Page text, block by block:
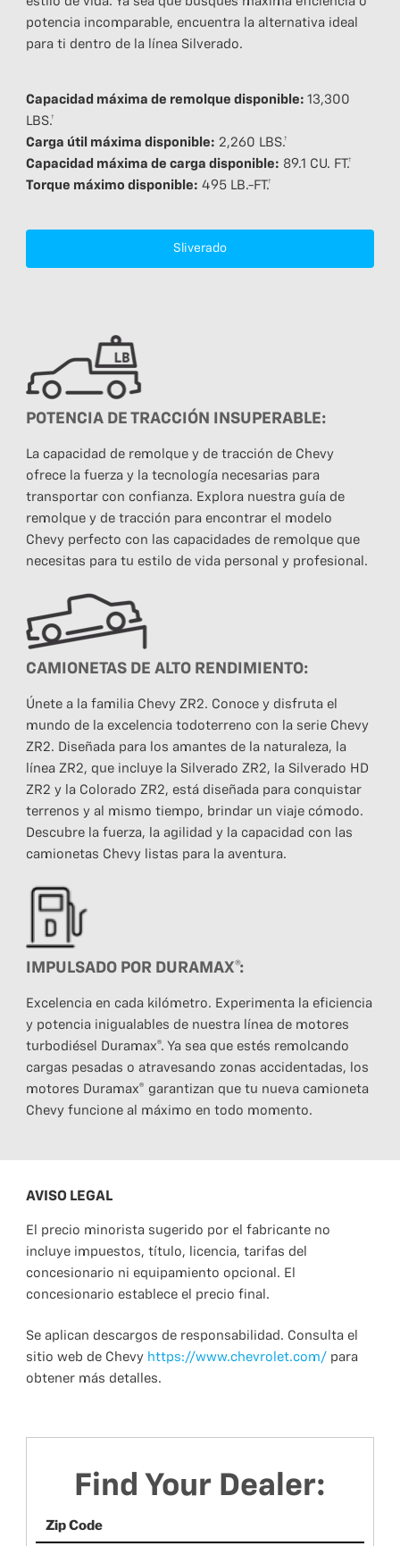
potencia incomparable, encuentra la alternativa ideal
para ti dentro de la línea Silverado.
Capacidad máxima de remolque disponible: 13,300
LBS.†
Carga útil máxima disponible: 2,260 LBS.†
Capacidad máxima de carga disponible: 89.1 CU. FT.†
Torque máximo disponible: 495 LB.-FT.†
Sliverado
POTENCIA DE TRACCIÓN INSUPERABLE:
La capacidad de remolque y de tracción de Chevy
ofrece la fuerza y ​​la tecnología necesarias para
transportar con confianza. Explora nuestra guía de
remolque y de tracción para encontrar el modelo
Chevy perfecto con las capacidades de remolque que
necesitas para tu estilo de vida personal y profesional.
CAMIONETAS DE ALTO RENDIMIENTO:
Únete a la familia Chevy ZR2. Conoce y disfruta el
mundo de la excelencia todoterreno con la serie Chevy
ZR2. Diseñada para los amantes de la naturaleza, la
línea ZR2, que incluye la Silverado ZR2, la Silverado HD
ZR2 y la Colorado ZR2, está diseñada para conquistar
terrenos y al mismo tiempo, brindar un viaje cómodo.
Descubre la fuerza, la agilidad y la capacidad con las
camionetas Chevy listas para la aventura.
IMPULSADO POR DURAMAX®:
Excelencia en cada kilómetro. Experimenta la eficiencia
y potencia inigualables de nuestra línea de motores
turbodiésel Duramax®. Ya sea que estés remolcando
cargas pesadas o atravesando zonas accidentadas, los
motores Duramax® garantizan que tu nueva camioneta
Chevy funcione al máximo en todo momento.
AVISO LEGAL
El precio minorista sugerido por el fabricante no
incluye impuestos, título, licencia, tarifas del
concesionario ni equipamiento opcional. El
concesionario establece el precio final.
Se aplican descargos de responsabilidad. Consulta el
sitio web de Chevy https://www.chevrolet.com/ para
obtener más detalles.
Find Your Dealer: